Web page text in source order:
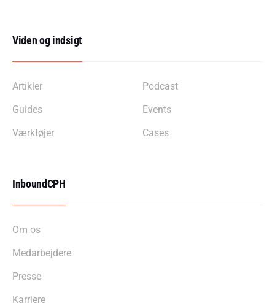
Viden og indsigt
Artikler
Guides
Værktøjer
Podcast
Events
Cases
InboundCPH
Om os
Medarbejdere
Presse
Karriere